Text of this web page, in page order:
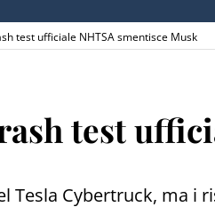
test ufficiale NHTSA smentisce Musk
test
Tesla Cybertruck,